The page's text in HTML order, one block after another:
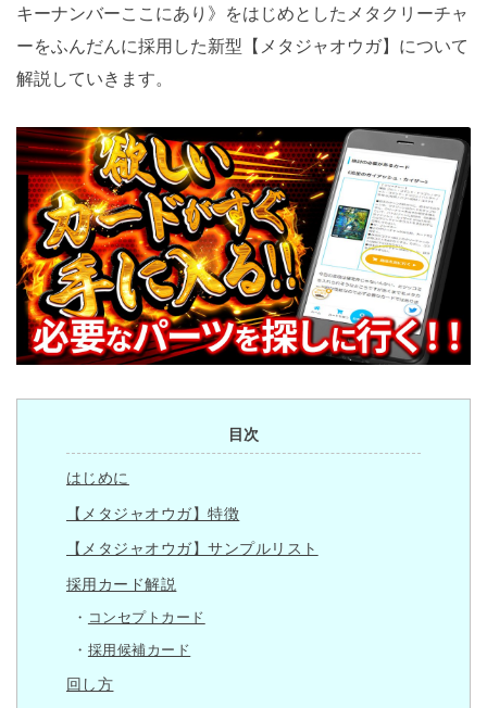
キーナンバーここにあり》をはじめとしたメタクリーチャ
ーをふんだんに採用した新型【メタジャオウガ】について
解説していきます。
目次
はじめに
【メタジャオウガ】特徴
【メタジャオウガ】サンプルリスト
採用カード解説
コンセプトカード
採用候補カード
回し方